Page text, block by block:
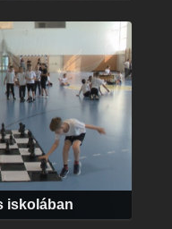
iskolában